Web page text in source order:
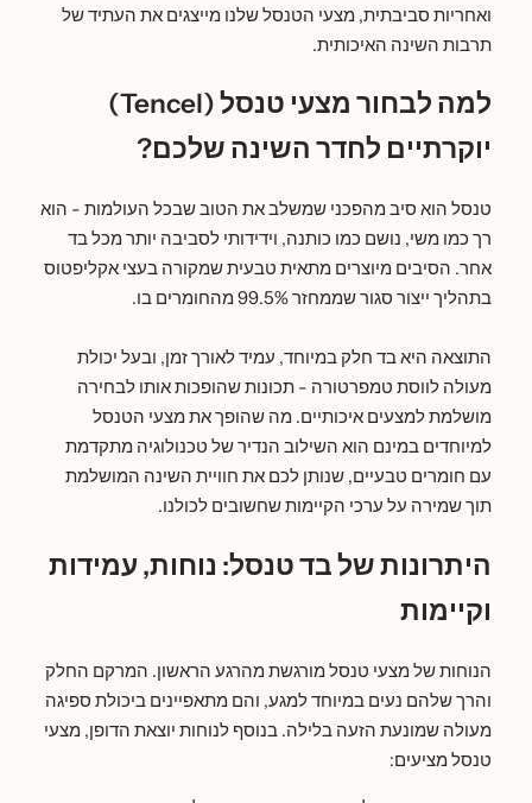
ואחריות סביבתית, מצעי הטנסל שלנו מייצגים את העתיד של
תרבות השינה האיכותית.
למה לבחור מצעי טנסל (Tencel)
יוקרתיים לחדר השינה שלכם?
טנסל הוא סיב מהפכני שמשלב את הטוב שבכל העולמות - הוא
רך כמו משי, נושם כמו כותנה, וידידותי לסביבה יותר מכל בד
אחר. הסיבים מיוצרים מתאית טבעית שמקורה בעצי אקליפטוס
בתהליך ייצור סגור שממחזר 99.5% מהחומרים בו.
התוצאה היא בד חלק במיוחד, עמיד לאורך זמן, ובעל יכולת
מעולה לווסת טמפרטורה - תכונות שהופכות אותו לבחירה
מושלמת למצעים איכותיים. מה שהופך את מצעי הטנסל
למיוחדים במינם הוא השילוב הנדיר של טכנולוגיה מתקדמת
עם חומרים טבעיים, שנותן לכם את חוויית השינה המושלמת
תוך שמירה על ערכי הקיימות שחשובים לכולנו.
היתרונות של בד טנסל: נוחות, עמידות
וקיימות
הנוחות של מצעי טנסל מורגשת מהרגע הראשון. המרקם החלק
והרך שלהם נעים במיוחד למגע, והם מתאפיינים ביכולת ספיגה
מעולה שמונעת הזעה בלילה. בנוסף לנוחות יוצאת הדופן, מצעי
טנסל מציעים: